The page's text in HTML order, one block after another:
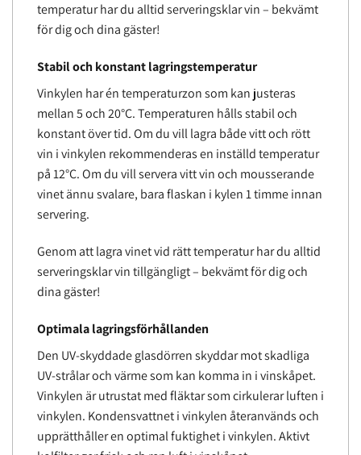
temperatur har du alltid serveringsklar vin – bekvämt
för dig och dina gäster!
Stabil och konstant lagringstemperatur
Vinkylen har én temperaturzon som kan justeras
mellan 5 och 20°C. Temperaturen hålls stabil och
konstant över tid. Om du vill lagra både vitt och rött
vin i vinkylen rekommenderas en inställd temperatur
på 12°C. Om du vill servera vitt vin och mousserande
vinet ännu svalare, bara flaskan i kylen 1 timme innan
servering.
Genom att lagra vinet vid rätt temperatur har du alltid
serveringsklar vin tillgängligt – bekvämt för dig och
dina gäster!
Optimala lagringsförhållanden
Den UV-skyddade glasdörren skyddar mot skadliga
UV-strålar och värme som kan komma in i vinskåpet.
Vinkylen är utrustat med fläktar som cirkulerar luften i
vinkylen. Kondensvattnet i vinkylen återanvänds och
upprätthåller en optimal fuktighet i vinkylen. Aktivt